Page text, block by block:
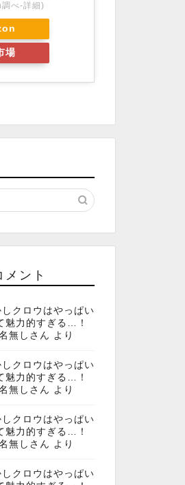
調べ-詳細)
場
メント
しクロウはやっぱい
魅力的すぎる…！
無しさん より
しクロウはやっぱい
魅力的すぎる…！
無しさん より
しクロウはやっぱい
魅力的すぎる…！
無しさん より
しクロウはやっぱい